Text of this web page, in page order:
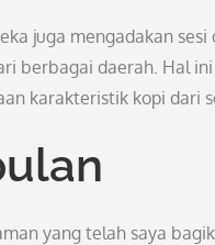
juga mengadakan
berbagai daerah. Hal
karakteristik kopi dari
yang telah saya